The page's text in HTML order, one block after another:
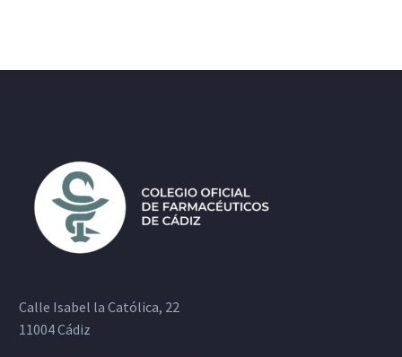
Calle Isabel la Católica, 22
11004 Cádiz